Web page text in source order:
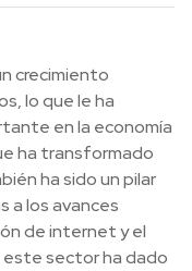
crecimiento
lo que le ha
en la economía
ha transformado
ha sido un pilar
a los avances
de internet y el
este sector ha dado